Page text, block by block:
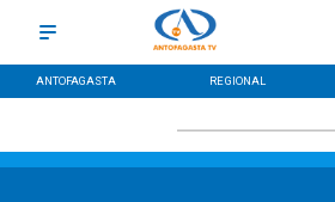
ANTOFAGASTA REGIONAL